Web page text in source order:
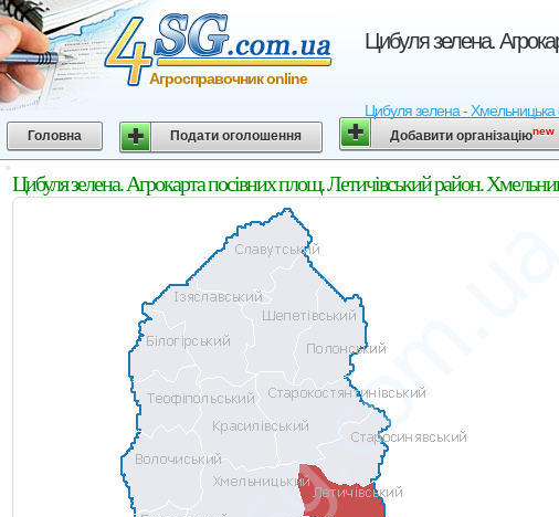
Цибуля зелена.
Цибуля зелена - Хмельницька
Агросправочник online
Головна Подати оголошення Добавити організаціюnew
Цибуля зелена. Агрокарта посівних площ. Летичівський район.